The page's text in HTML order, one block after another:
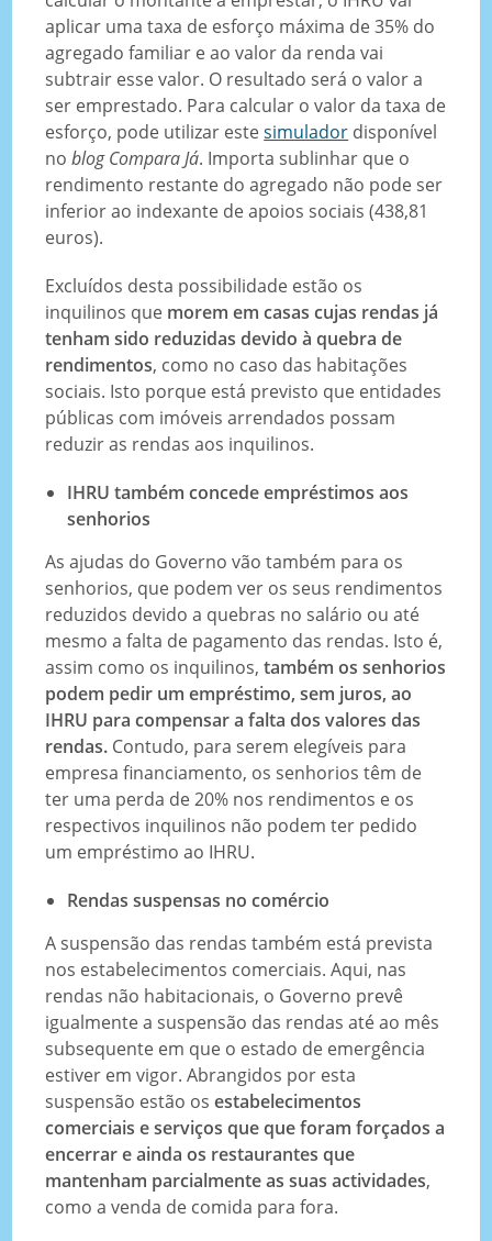
aplicar uma taxa de esforço máxima de 35% do
agregado familiar e ao valor da renda vai
subtrair esse valor. O resultado será o valor a
ser emprestado. Para calcular o valor da taxa de
esforço, pode utilizar estesimulador disponível
noblog Compara Já. Importa sublinhar que o
rendimento restante do agregado não pode ser
inferior ao indexante de apoios sociais (438,81
euros).
Excluídos desta possibilidade estão os
inquilinos que morem em casas cujas rendas já
tenham sido reduzidas devido à quebra de
rendimentos, como no caso das habitações
sociais. Isto porque está previsto que entidades
públicas com imóveis arrendados possam
reduzir as rendas aos inquilinos.
IHRU também concede empréstimos aos
senhorios
As ajudas do Governo vão também para os
senhorios, que podem ver os seus rendimentos
reduzidos devido a quebras no salário ou até
mesmo a falta de pagamento das rendas. Isto é,
assim como os inquilinos,também os senhorios
podem pedir um empréstimo, sem juros, ao
IHRU para compensar a falta dos valores das
rendas. Contudo, para serem elegíveis para
empresa financiamento, os senhorios têm de
ter uma perda de 20% nos rendimentos e os
respectivos inquilinos não podem ter pedido
um empréstimo ao IHRU.
Rendas suspensas no comércio
A suspensão das rendas também está prevista
nos estabelecimentos comerciais. Aqui, nas
rendas não habitacionais, o Governo prevê
igualmente a suspensão das rendas até ao mês
subsequente em que o estado de emergência
estiver em vigor. Abrangidos por esta
suspensão estão osestabelecimentos
comerciais e serviços que que foram forçados a
encerrar e ainda os restaurantes que
mantenham parcialmente as suas actividades,
como a venda de comida para fora.